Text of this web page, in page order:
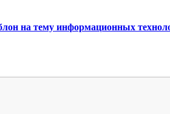
на тему информационных